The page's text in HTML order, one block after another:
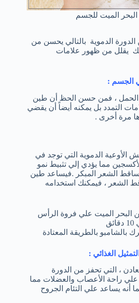
الميت للجسم
الدموية بالتالي يحسن من
يقلل من ظهور علامات
الحمل ، فمن حسن الحظ أن طين
التمدد بل يمكنه أيضاً أن يقضي
مرة أخرى .
الأوعية الدموية التي توجد في
مما يؤدي إلي تثبيط نمو
الشعر المبكر .فيساعد طين
الشعر ، فيمكنك استخدامه
البحر الميت علي فروة الرأس
بالشامبو بالطريقة المعتادة
، التي تحفز من الدورة
راحة الأعصاب والعضلات مما
أنه يساعد علي التئام الجروح